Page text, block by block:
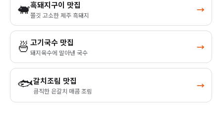
🐖흑돼지구이 맛집
쫄깃 고소한 제주 흑돼지
→
🍜 고기국수 맛집
돼지육수에 말아낸 국수
→
🐟갈치조림 맛집
큼직한 은갈치 매콤 조림
→